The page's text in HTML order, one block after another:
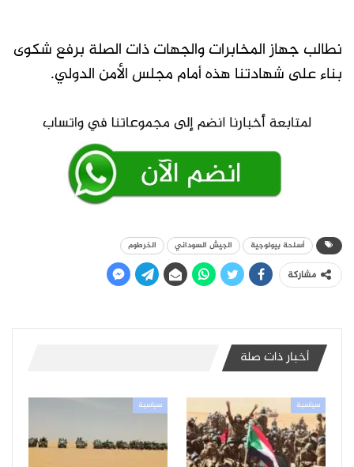
نطالب جهاز المخابرات والجهات ذات الصلة برفع شكوى
بناء على شهادتنا هذه أمام مجلس الأمن الدولي.
أسلحة بيولوجية الجيش السوداني الخرطوم
مشاركة
أخبار ذات صلة
سياسية سياسية